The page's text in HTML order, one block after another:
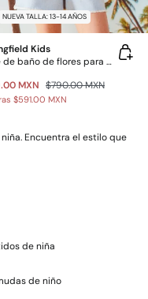
NUEVA TALLA: 13-14 AÑOS
Kids
Traje de baño de flores para niña
MXN $790.00 MXN
$591.00 MXN
Encuentra el estilo que
de niña
de niño